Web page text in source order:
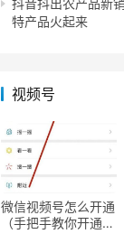
抖音抖出农产品新
特产品火起来
视频号
微信视频号怎么开通
（手把手教你开通微